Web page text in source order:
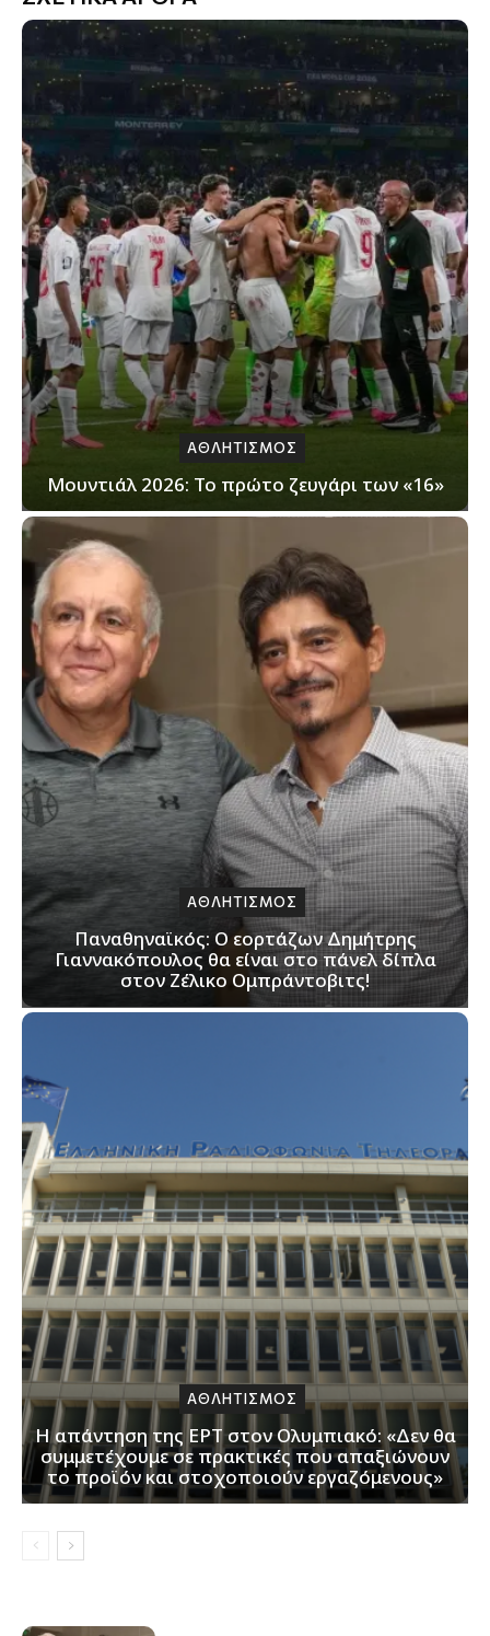
ΑΘΛΗΤΙΣΜΟΣ
Μουντιάλ 2026: Το πρώτο ζευγάρι των «16»
ΑΘΛΗΤΙΣΜΟΣ
Παναθηναϊκός: Ο εορτάζων Δημήτρης
Γιαννακόπουλος θα είναι στο πάνελ δίπλα
στον Ζέλικο Ομπράντοβιτς!
ΑΘΛΗΤΙΣΜΟΣ
Η απάντηση της ΕΡΤ στον Ολυμπιακό: «Δεν θα
συμμετέχουμε σε πρακτικές που απαξιώνουν
το προϊόν και στοχοποιούν εργαζόμενους»